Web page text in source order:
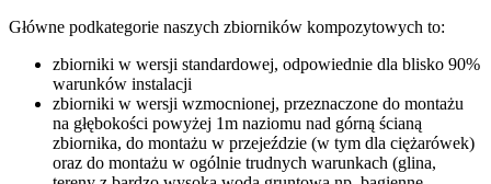
Główne podkategorie naszych zbiorników kompozytowych to:
zbiorniki w wersji standardowej, odpowiednie dla blisko 90%
warunków instalacji
zbiorniki w wersji wzmocnionej, przeznaczone do montażu
na głębokości powyżej 1m naziomu nad górną ścianą
zbiornika, do montażu w przejeździe (w tym dla ciężarówek)
oraz do montażu w ogólnie trudnych warunkach (glina,